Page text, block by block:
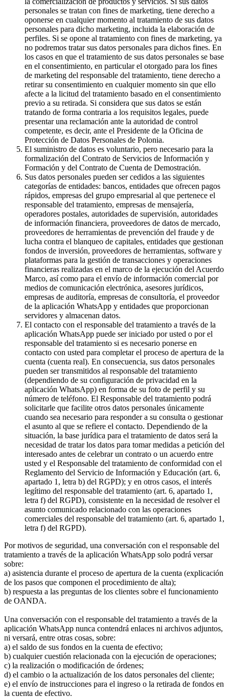
personales se tratan con fines de marketing, tiene derecho a
oponerse en cualquier momento al tratamiento de sus datos
personales para dicho marketing, incluida la elaboración de
perfiles. Si se opone al tratamiento con fines de marketing, ya
no podremos tratar sus datos personales para dichos fines. En
los casos en que el tratamiento de sus datos personales se base
en el consentimiento, en particular el otorgado para los fines
de marketing del responsable del tratamiento, tiene derecho a
retirar su consentimiento en cualquier momento sin que ello
afecte a la licitud del tratamiento basado en el consentimiento
previo a su retirada. Si considera que sus datos se están
tratando de forma contraria a los requisitos legales, puede
presentar una reclamación ante la autoridad de control
competente, es decir, ante el Presidente de la Oficina de
Protección de Datos Personales de Polonia.
El suministro de datos es voluntario, pero necesario para la
formalización del Contrato de Servicios de Información y
Formación y del Contrato de Cuenta de Demostración.
Sus datos personales pueden ser cedidos a las siguientes
categorías de entidades: bancos, entidades que ofrecen pagos
rápidos, empresas del grupo empresarial al que pertenece el
responsable del tratamiento, empresas de mensajería,
operadores postales, autoridades de supervisión, autoridades
de información financiera, proveedores de datos de mercado,
proveedores de herramientas de prevención del fraude y de
lucha contra el blanqueo de capitales, entidades que gestionan
fondos de inversión, proveedores de herramientas, software y
plataformas para la gestión de transacciones y operaciones
financieras realizadas en el marco de la ejecución del Acuerdo
Marco, así como para el envío de información comercial por
medios de comunicación electrónica, asesores jurídicos,
empresas de auditoría, empresas de consultoría, el proveedor
de la aplicación WhatsApp y entidades que proporcionan
servidores y almacenan datos.
El contacto con el responsable del tratamiento a través de la
aplicación WhatsApp puede ser iniciado por usted o por el
responsable del tratamiento si es necesario ponerse en
contacto con usted para completar el proceso de apertura de la
cuenta (cuenta real). En consecuencia, sus datos personales
pueden ser transmitidos al responsable del tratamiento
(dependiendo de su configuración de privacidad en la
aplicación WhatsApp) en forma de su foto de perfil y su
número de teléfono. El Responsable del tratamiento podrá
solicitarle que facilite otros datos personales únicamente
cuando sea necesario para responder a su consulta o gestionar
el asunto al que se refiere el contacto. Dependiendo de la
situación, la base jurídica para el tratamiento de datos será la
necesidad de tratar los datos para tomar medidas a petición del
interesado antes de celebrar un contrato o un acuerdo entre
usted y el Responsable del tratamiento de conformidad con el
Reglamento del Servicio de Información y Educación (art. 6,
apartado 1, letra b) del RGPD); y en otros casos, el interés
legítimo del responsable del tratamiento (art. 6, apartado 1,
letra f) del RGPD), consistente en la necesidad de resolver el
asunto comunicado relacionado con las operaciones
comerciales del responsable del tratamiento (art. 6, apartado 1,
letra f) del RGPD).
Por motivos de seguridad, una conversación con el responsable del
tratamiento a través de la aplicación WhatsApp solo podrá versar
sobre:
a) asistencia durante el proceso de apertura de la cuenta (explicación
de los pasos que componen el procedimiento de alta);
b) respuesta a las preguntas de los clientes sobre el funcionamiento
de OANDA.
Una conversación con el responsable del tratamiento a través de la
aplicación WhatsApp nunca contendrá enlaces ni archivos adjuntos,
ni versará, entre otras cosas, sobre:
a) el saldo de sus fondos en la cuenta de efectivo;
b) cualquier cuestión relacionada con la ejecución de operaciones;
c) la realización o modificación de órdenes;
d) el cambio o la actualización de los datos personales del cliente;
e) el envío de instrucciones para el ingreso o la retirada de fondos en
la cuenta de efectivo.